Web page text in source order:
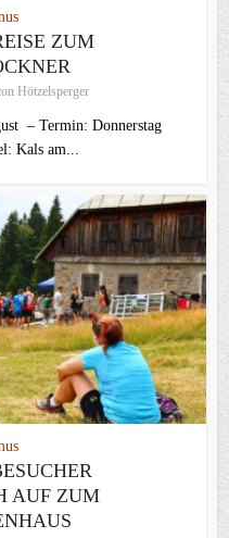
ZUM
Hötzelsperger
– Termin: Donnerstag
Kals am...
AUF ZUM